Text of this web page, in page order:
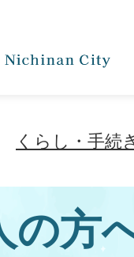
くらし・手続
の方